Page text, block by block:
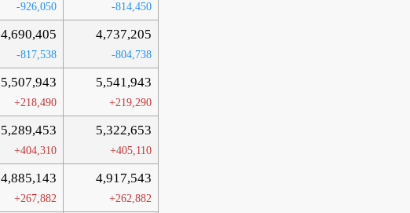
-926,050 -814,450
4,690,405
-817,538
4,737,205
-804,738
5,507,943
+218,490
5,541,943
+219,290
5,289,453
+404,310
5,322,653
+405,110
4,885,143
+267,882
4,917,543
+262,882